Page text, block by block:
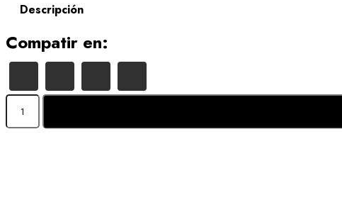
Descripción
Compatir en:
Teclado
Alámbrico